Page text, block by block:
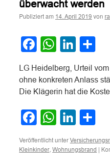
überwacht werden
Publiziert am 14. April 2019 von
Facebook
LG Heidelberg, Urteil
ohne konkreten Anlass
Die Klägerin hat die
Facebook
Veröffentlicht unter
Kleinkinder, Wohnungsbrand |